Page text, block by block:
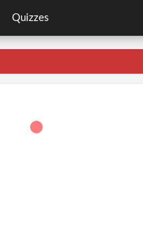
Quizzes